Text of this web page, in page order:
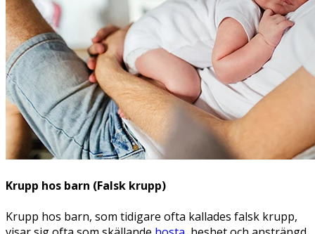
Krupp hos barn (Falsk krupp)
Krupp hos barn, som tidigare ofta kallades falsk krupp,